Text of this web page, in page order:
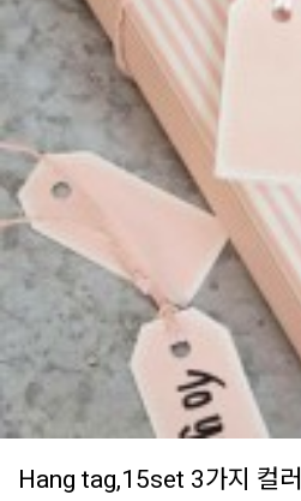
Hang tag,15set 3가지 컬러